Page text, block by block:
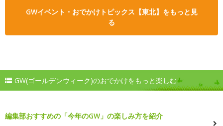
GWイベント・おでかけトピックス【東北】をもっと見
る
GW(ゴールデンウィーク)のおでかけをもっと楽しむ
編集部おすすめの「今年のGW」の楽しみ方を紹介